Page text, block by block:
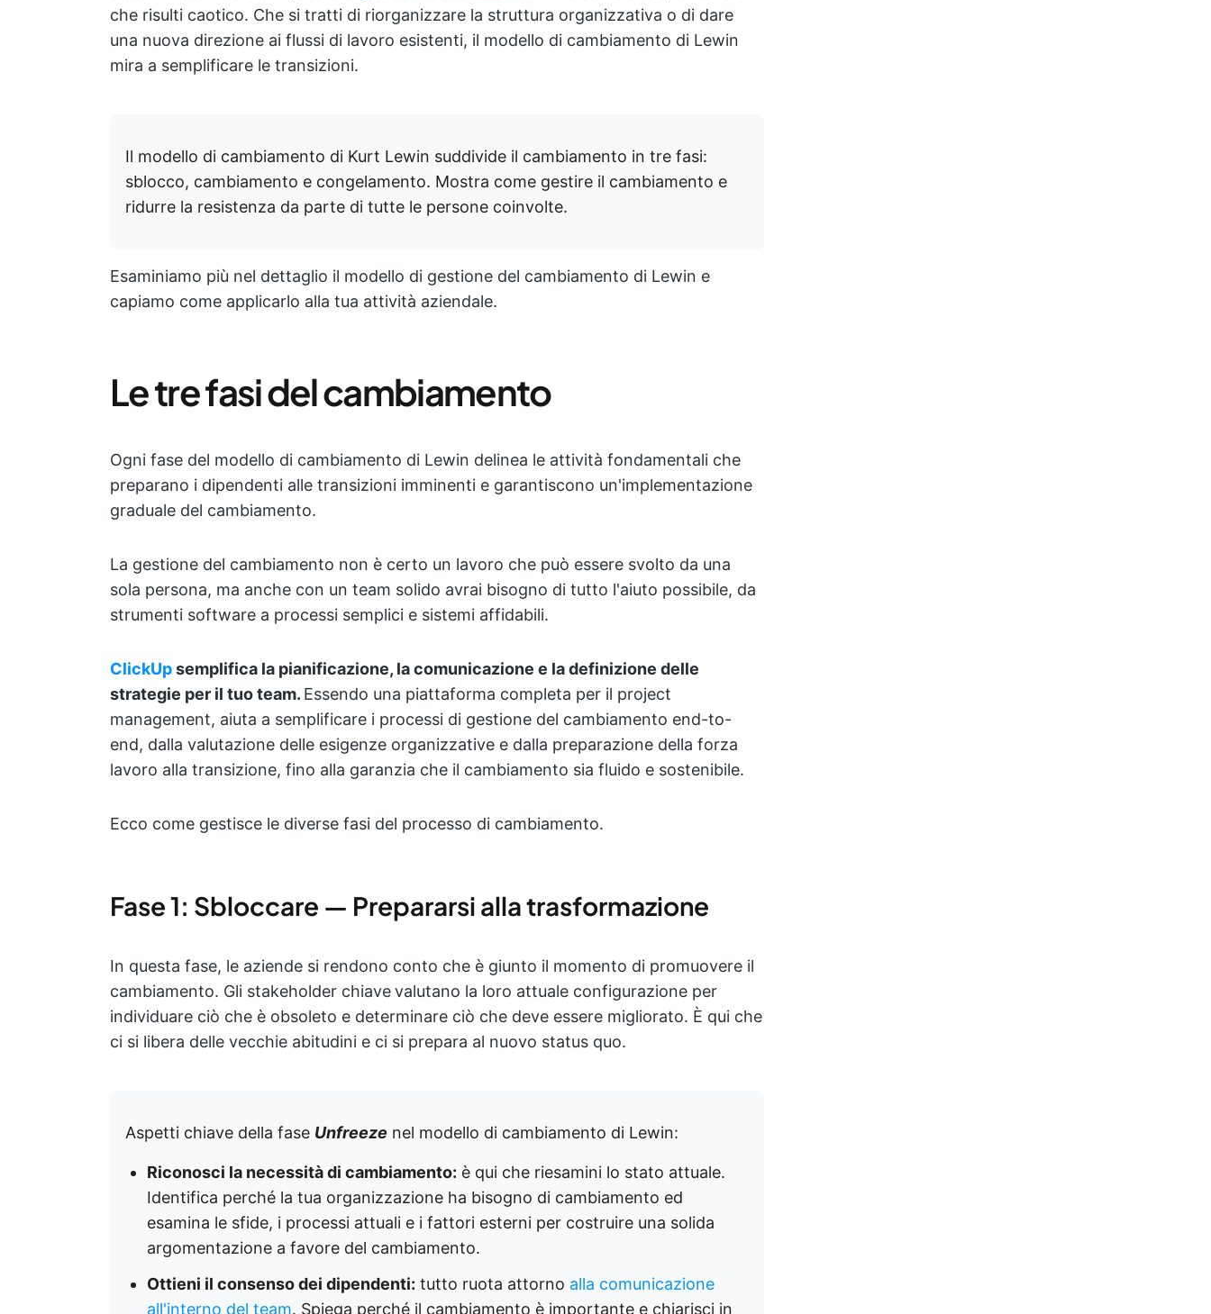
che risulti caotico. Che si tratti di riorganizzare la struttura organizzativa o di dare
una nuova direzione ai flussi di lavoro esistenti, il modello di cambiamento di Lewin
mira a semplificare le transizioni.
Il modello di cambiamento di Kurt Lewin suddivide il cambiamento in tre fasi:
sblocco, cambiamento e congelamento. Mostra come gestire il cambiamento e
ridurre la resistenza da parte di tutte le persone coinvolte.
Esaminiamo più nel dettaglio il modello di gestione del cambiamento di Lewin e
capiamo come applicarlo alla tua attività aziendale.
Le tre fasi del cambiamento
Ogni fase del modello di cambiamento di Lewin delinea le attività fondamentali che
preparano i dipendenti alle transizioni imminenti e garantiscono un'implementazione
graduale del cambiamento.
La gestione del cambiamento non è certo un lavoro che può essere svolto da una
sola persona, ma anche con un team solido avrai bisogno di tutto l'aiuto possibile, da
strumenti software a processi semplici e sistemi affidabili.
ClickUpsemplifica la pianificazione, la comunicazione e la definizione delle
strategie per il tuo team. Essendo una piattaforma completa per il project
management, aiuta a semplificare i processi di gestione del cambiamento end-to-
end, dalla valutazione delle esigenze organizzative e dalla preparazione della forza
lavoro alla transizione, fino alla garanzia che il cambiamento sia fluido e sostenibile.
Ecco come gestisce le diverse fasi del processo di cambiamento.
Fase 1: Sbloccare — Prepararsi alla trasformazione
In questa fase, le aziende si rendono conto che è giunto il momento di promuovere il
cambiamento. Gli stakeholder chiavevalutano la loro attuale configurazione per
individuare ciò che è obsoleto e determinare ciò che deve essere migliorato. È qui che
ci si libera delle vecchie abitudini e ci si prepara al nuovo status quo.
Aspetti chiave della fase Unfreeze nel modello di cambiamento di Lewin:
Riconosci la necessità di cambiamento: è qui che riesamini lo stato attuale.
Identifica perché la tua organizzazione ha bisogno di cambiamento ed
esamina le sfide, i processi attuali e i fattori esterni per costruire una solida
argomentazione a favore del cambiamento.
Ottieni il consenso dei dipendenti: tutto ruota attorno alla comunicazione
all'interno del team. Spiega perché il cambiamento è importante e chiarisci in